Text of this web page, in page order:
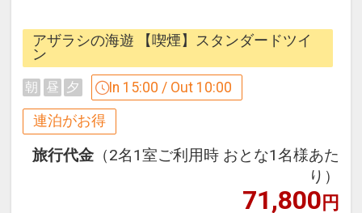
【連泊するとお得】連泊割引がございま
す
連泊の場合、
２泊目より１泊につきおひとり様
５００円引、こどもＡ３５０円引、こど
もＢ２５０円引
※割引適用後のご旅行代金は、カレンダ
アザラシの海遊 【喫煙】スタンダードツイ
ン
朝 昼 夕 In 15:00 / Out 10:00
連泊がお得
旅行代金 （2名1室ご利用時 おとな1名様あた
り）
71,800円